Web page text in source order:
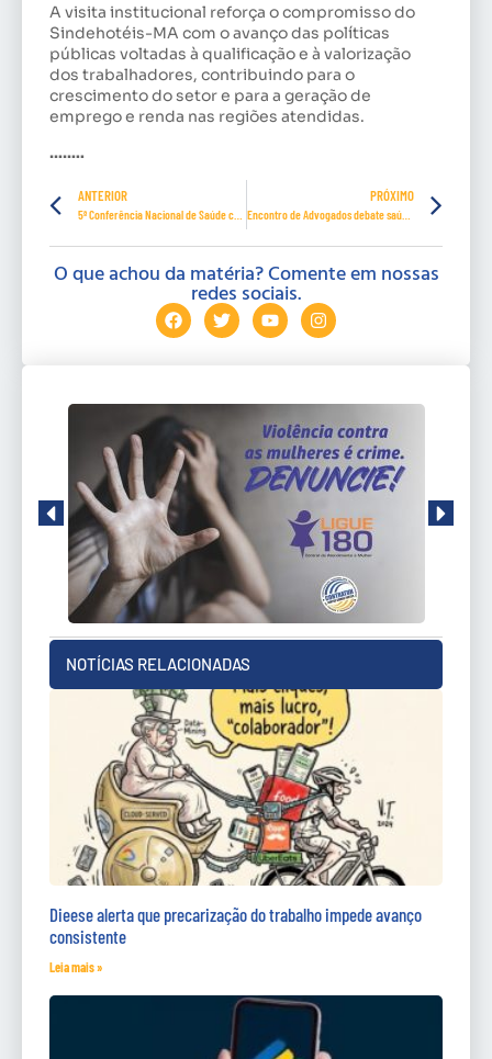
A visita institucional reforça o compromisso do
Sindehotéis-MA com o avanço das políticas
públicas voltadas à qualificação e à valorização
dos trabalhadores, contribuindo para o
crescimento do setor e para a geração de
emprego e renda nas regiões atendidas.
……..
ANTERIOR PRÓXIMO
Encontro de Advogados debate saúde mental e impactos da reforma trabalhista
O que achou da matéria? Comente em nossas
redes sociais.
NOTÍCIAS RELACIONADAS
Dieese alerta que precarização do trabalho impede avanço
consistente
Leia mais »